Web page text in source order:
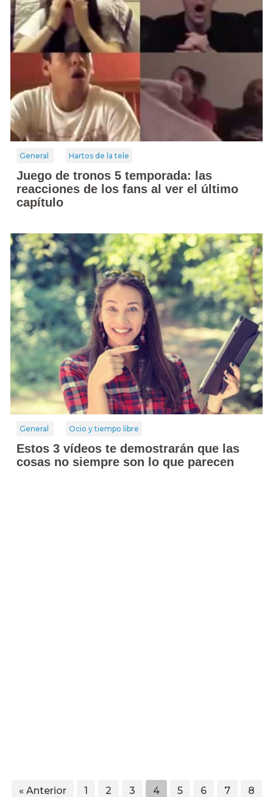
General Hartos de la tele
Juego de tronos 5 temporada: las
reacciones de los fans al ver el último
capítulo
General Ocio y tiempo libre
Estos 3 vídeos te demostrarán que las
cosas no siempre son lo que parecen
« Anterior 1 2 3 4 5 6 7 8